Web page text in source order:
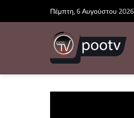
Πέμπτη, 6 Αυγούστου 2026